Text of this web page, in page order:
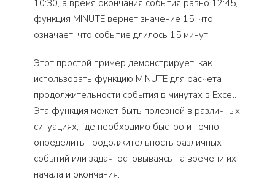
10:30, а время окончания события равно 12:45,
функция MINUTE вернет значение 15, что
означает, что событие длилось 15 минут.
Этот простой пример демонстрирует, как
использовать функцию MINUTE для расчета
продолжительности события в минутах в Excel.
Эта функция может быть полезной в различных
ситуациях, где необходимо быстро и точно
определить продолжительность различных
событий или задач, основываясь на времени их
начала и окончания.